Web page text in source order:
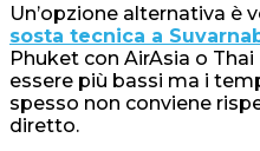
Un’opzione alternativa è
sosta tecnica a
Phuket con AirAsia o
essere più bassi ma i
spesso non conviene
diretto.